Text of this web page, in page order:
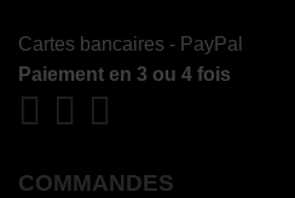
Cartes bancaires - PayPal
Paiement en 3 ou 4 fois
COMMANDES